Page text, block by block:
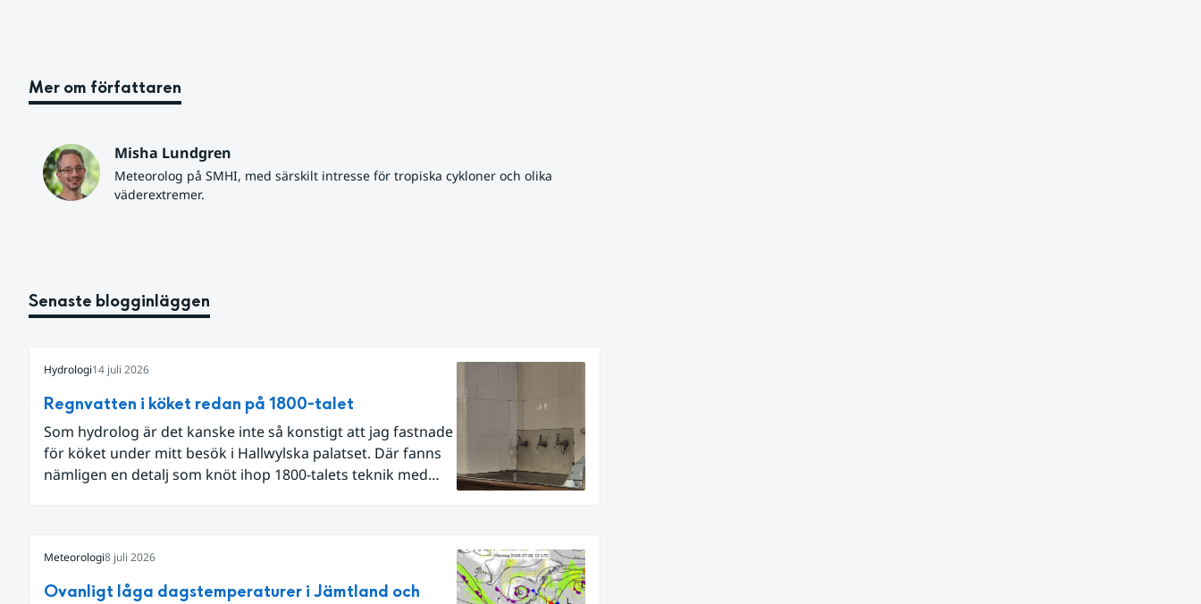
Mer om författaren
Misha Lundgren
Meteorolog på SMHI, med särskilt intresse för tropiska cykloner och olika
väderextremer.
Senaste blogginläggen
Hydrologi14 juli 2026
Regnvatten i köket redan på 1800-talet
Som hydrolog är det kanske inte så konstigt att jag fastnade
för köket under mitt besök i Hallwylska palatset. Där fanns
nämligen en detalj som knöt ihop 1800-talets teknik med
Meteorologi8 juli 2026
Ovanligt låga dagstemperaturer i Jämtland och